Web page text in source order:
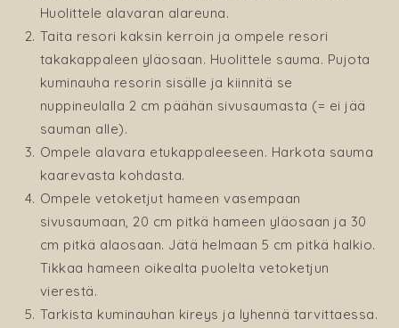
Huolittele alavaran alareuna.
Taita resori kaksin kerroin ja ompele resori
takakappaleen yläosaan. Huolittele sauma. Pujota
kuminauha resorin sisälle ja kiinnitä se
nuppineulalla 2 cm päähän sivusaumasta (= ei jää
sauman alle).
Ompele alavara etukappaleeseen. Harkota sauma
kaarevasta kohdasta.
Ompele vetoketjut hameen vasempaan
sivusaumaan, 20 cm pitkä hameen yläosaan ja 30
cm pitkä alaosaan. Jätä helmaan 5 cm pitkä halkio.
Tikkaa hameen oikealta puolelta vetoketjun
vierestä.
Tarkista kuminauhan kireys ja lyhennä tarvittaessa.